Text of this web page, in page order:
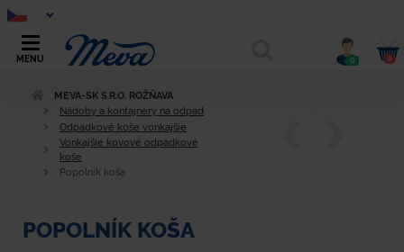
MENU 0 0
MEVA-SK S.R.O. ROŽŇAVA
Nádoby a kontajnery na odpad
Odpadkové koše vonkajšie
Vonkajšie kovové odpadkové
koše
Popolník koša
POPOLNÍK KOŠA